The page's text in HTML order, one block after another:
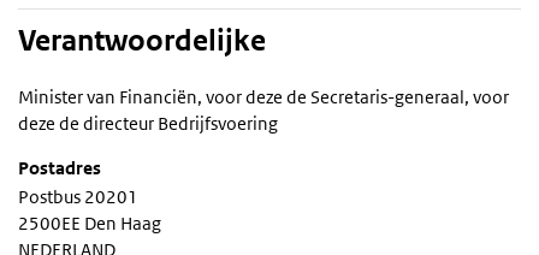
Verantwoordelijke
Minister van Financiën, voor deze de Secretaris-generaal, voor
deze de directeur Bedrijfsvoering
Postadres
Postbus 20201
2500EE Den Haag
NEDERLAND